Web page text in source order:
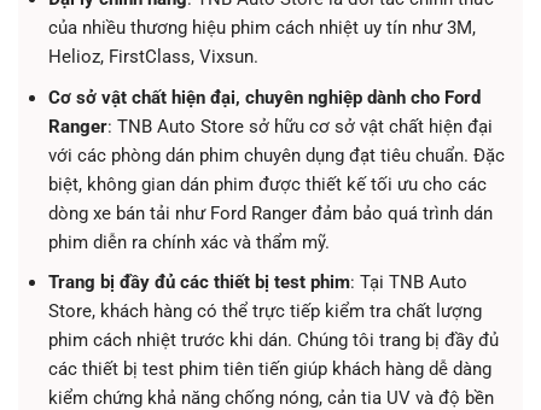
của nhiều thương hiệu phim cách nhiệt uy tín như 3M,
Helioz, FirstClass, Vixsun.
Cơ sở vật chất hiện đại, chuyên nghiệp dành cho Ford
Ranger: TNB Auto Store sở hữu cơ sở vật chất hiện đại
với các phòng dán phim chuyên dụng đạt tiêu chuẩn. Đặc
biệt, không gian dán phim được thiết kế tối ưu cho các
dòng xe bán tải như Ford Ranger đảm bảo quá trình dán
phim diễn ra chính xác và thẩm mỹ.
Trang bị đầy đủ các thiết bị test phim: Tại TNB Auto
Store, khách hàng có thể trực tiếp kiểm tra chất lượng
phim cách nhiệt trước khi dán. Chúng tôi trang bị đầy đủ
các thiết bị test phim tiên tiến giúp khách hàng dễ dàng
kiểm chứng khả năng chống nóng, cản tia UV và độ bền